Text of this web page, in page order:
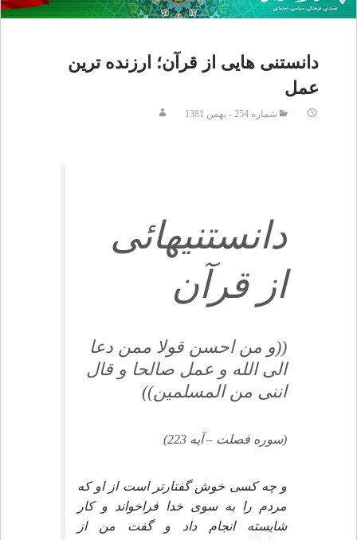
دانستنى هايى از قرآن؛ ارزنده ترين
عمل
شماره 254 - بهمن 1381
دانستنيهائى
از قرآن
((و من احسن قولا ممن دعا
الى الله و عمل صالحا و قال
اننى من المسلمين))
(سوره فصلت – آيه 223)
و چه كسى خوش گفتارتر است از او كه
مردم را به سوى خدا فراخواند و كار
شايسته انجام داد و گفت من از